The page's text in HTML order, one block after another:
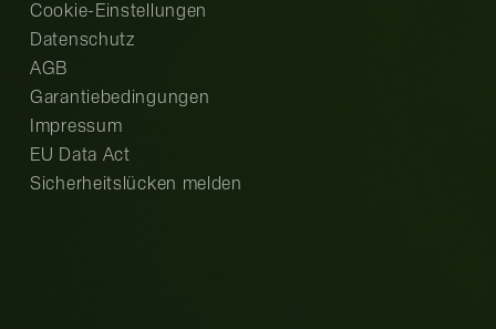
Cookie-Einstellungen
Datenschutz
AGB
Garantiebedingungen
Impressum
EU Data Act
Sicherheitslücken melden